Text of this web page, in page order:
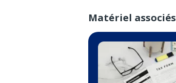
Matériel associés